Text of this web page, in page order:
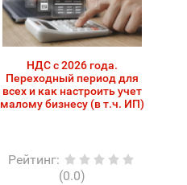
НДС с 2026 года.
Переходный период для
всех и как настроить учет
малому бизнесу (в т.ч. ИП)
Рейтинг:
(0.0)